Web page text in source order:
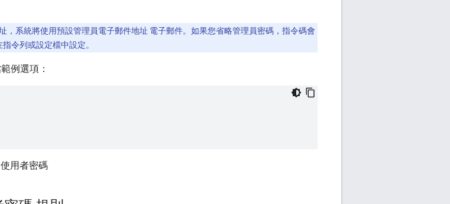
，系統將使用預設管理員電子郵件地址 電子郵件。如果您省略管理員密碼，指令碼會
令列或設定檔中設定。
例選項：
用者密碼